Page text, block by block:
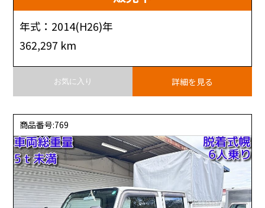
年式：2014(H26)年
362,297 km
お気に入り 詳細を見る
商品番号:769